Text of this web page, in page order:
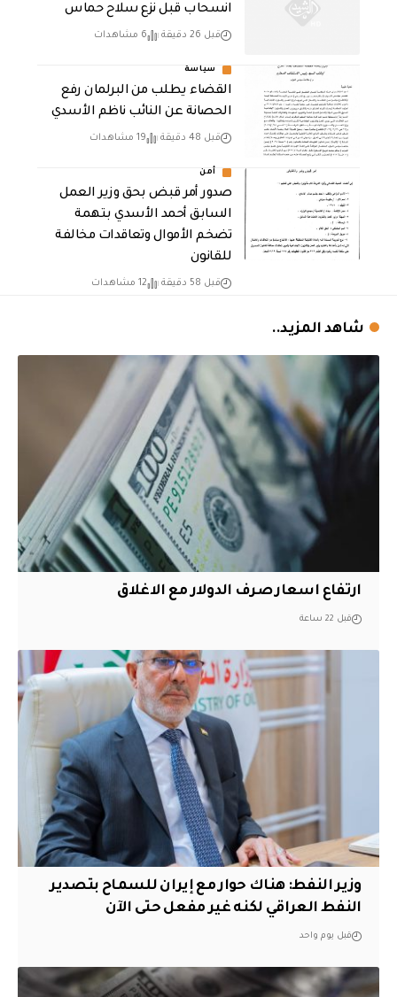
انسحاب قبل نزع سلاح حماس
قبل 26 دقيقة 6 مشاهدات
سياسة
القضاء يطلب من البرلمان رفع
الحصانة عن النائب ناظم الأسدي
قبل 48 دقيقة 19 مشاهدات
أمن
صدور أمر قبض بحق وزير العمل
السابق أحمد الأسدي بتهمة
تضخم الأموال وتعاقدات مخالفة
للقانون
قبل 58 دقيقة 12 مشاهدات
شاهد المزيد..
ارتفاع اسعار صرف الدولار مع الاغلاق
قبل 22 ساعة
وزير النفط: هناك حوار مع إيران للسماح بتصدير
النفط العراقي لكنه غير مفعل حتى الآن
قبل يوم واحد